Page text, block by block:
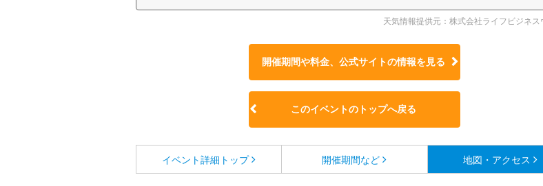
天気情報提供元：株式会社ライフビジネス
開催期間や料金、公式サイトの情報を見る
このイベントのトップへ戻る
イベント詳細 トップ 開催期間など 地図・アクセス